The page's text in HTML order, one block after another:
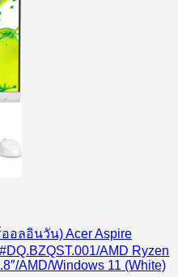
อลอินวัน) Acer Aspire
AMD Ryzen
AMD/Windows 11 (White)